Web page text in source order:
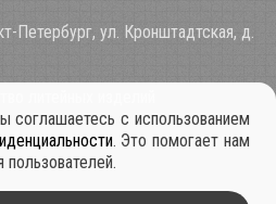
Петербург, ул. Кронштадтская, д.
соглашаетесь с использованием
. Это помогает нам